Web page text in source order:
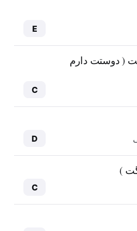
E
( دوستت دارم
C
D
)
C